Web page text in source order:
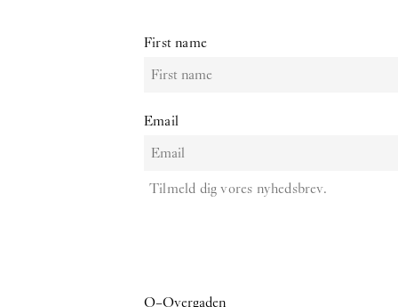
First name
Email
Tilmeld dig vores nyhedsbrev.
O–Overgaden